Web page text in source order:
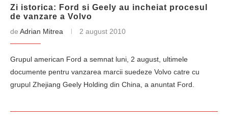
Zi istorica: Ford si Geely au incheiat procesul
de vanzare a Volvo
de Adrian Mitrea 2 august 2010
Grupul american Ford a semnat luni, 2 august, ultimele
documente pentru vanzarea marcii suedeze Volvo catre cu
grupul Zhejiang Geely Holding din China, a anuntat Ford.